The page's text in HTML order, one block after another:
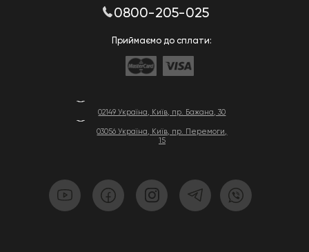
02149 Україна, Київ, пр. Бажана, 30
03056 Україна, Київ, пр. Перемоги,
15
0800-205-025
Приймаємо до сплати: